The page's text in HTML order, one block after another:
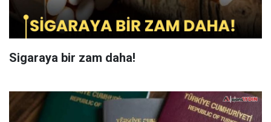
Sigaraya bir zam daha!